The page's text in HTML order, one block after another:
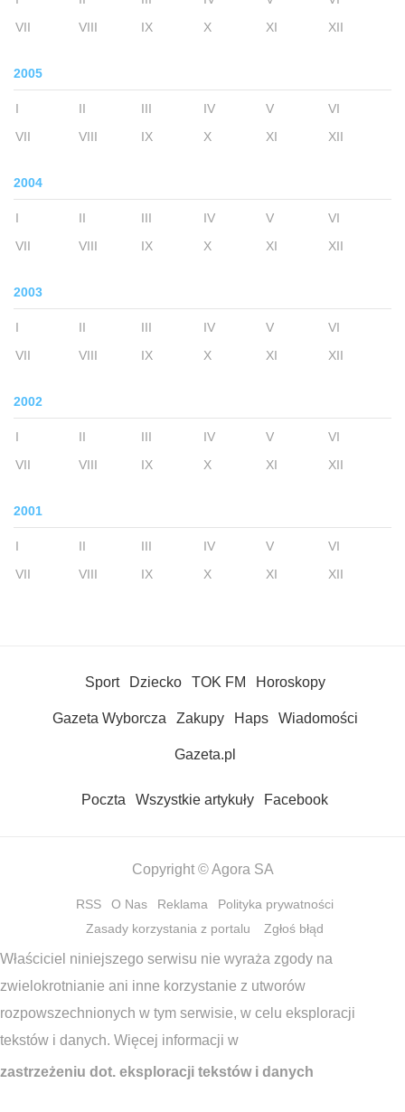
VII
VIII IX X XI XII
2005
I II III IV V
VI
VII
VIII IX X XI XII
2004
I II III IV V
VI
VII
VIII IX X XI XII
2003
I II III IV V
VI
VII
VIII IX X XI XII
2002
I II III IV V
VI
VII
VIII IX X XI XII
2001
I II III IV V
VI
VII
VIII IX X XI XII
Sport Dziecko TOK FM Horoskopy
Gazeta Wyborcza Zakupy Haps Wiadomości
Gazeta.pl
Poczta Wszystkie artykuły Facebook
Copyright © Agora SA
RSS O Nas Reklama
Polityka prywatności
Zasady korzystania z portalu
Zgłoś błąd
Właściciel niniejszego serwisu nie wyraża zgody na
zwielokrotnianie ani inne korzystanie z utworów
rozpowszechnionych w tym serwisie, w celu eksploracji
tekstów i danych. Więcej informacji w
zastrzeżeniu dot. eksploracji tekstów i danych